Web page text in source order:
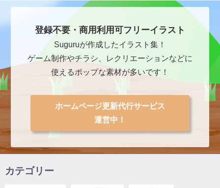
登録不要・商用利用可フリーイラスト
Suguruが作成したイラスト集！
ゲーム制作やチラシ、レクリエーションなどに
使えるポップな素材が多いです！
ホームページ更新代行サービス
運営中！
カテゴリー